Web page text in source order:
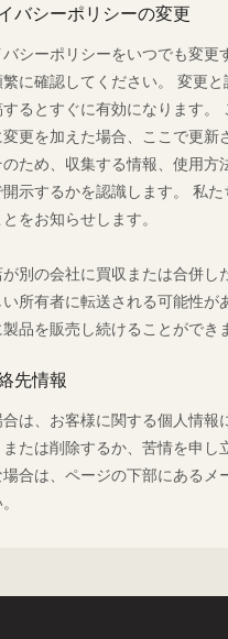
バシーポリシーの変更
シーポリシーをいつでも変更
に確認してください。 変更
るとすぐに有効になります。
更を加えた場合、ここで更新
のため、収集する情報、使用方
示するかを認識します。 私
をお知らせします。
別の会社に買収または合併し
所有者に転送される可能性が
品を販売し続けることができ
先情報
合は、お客様に関する個人情報
たは削除するか、苦情を申し
合は、ページの下部にあるメ